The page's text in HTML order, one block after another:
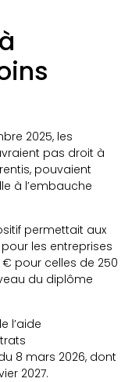
2025, les
pas droit à
pouvaient
à l’embauche
permettait aux
les entreprises
pour celles de 250
du diplôme
l’aide
8 mars 2026, dont
2027.